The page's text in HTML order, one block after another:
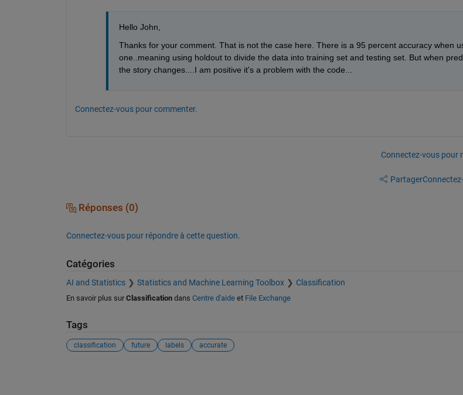
Hello John,
Thanks for your comment. That is not the case here. There is a 95 percent accuracy when
one..meaning using holdout to divide the data into training set and testing set. But when
the story changes....I am positive it's a problem with the code...
Connectez-vous pour commenter.
Connectez-vous pour
Partager
Réponses (0)
Connectez-vous pour répondre à cette question.
Catégories
AI and Statistics Statistics and Machine Learning Toolbox Classification
En savoir plus sur Classificationdans Centre d'aideet File Exchange
Tags
classification future labels accurate